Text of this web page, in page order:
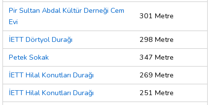
Pir Sultan Abdal Kültür Derneği Cem
Evi
301 Metre
İETT Dörtyol Durağı
298 Metre
Petek Sokak
347 Metre
İETT Hilal Konutları Durağı
269 Metre
İETT Hilal Konutları Durağı
251 Metre